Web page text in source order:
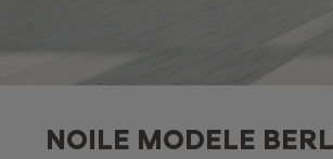
NOILE MODELE